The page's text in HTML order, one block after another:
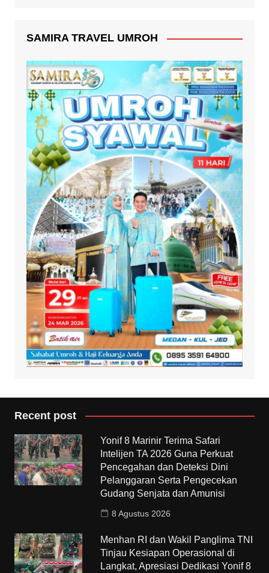
SAMIRA TRAVEL UMROH
Recent post
Yonif 8 Marinir Terima Safari
Intelijen TA 2026 Guna Perkuat
Pencegahan dan Deteksi Dini
Pelanggaran Serta Pengecekan
Gudang Senjata dan Amunisi
8 Agustus 2026
Menhan RI dan Wakil Panglima TNI
Tinjau Kesiapan Operasional di
Langkat, Apresiasi Dedikasi Yonif 8